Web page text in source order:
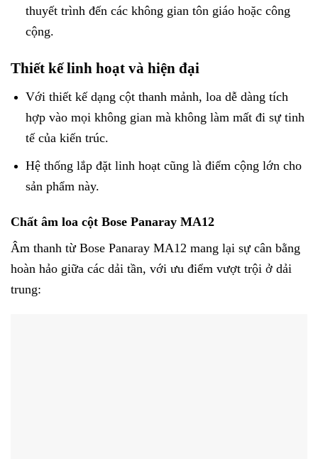
thuyết trình đến các không gian tôn giáo hoặc công
cộng.
Thiết kế linh hoạt và hiện đại
Với thiết kế dạng cột thanh mảnh, loa dễ dàng tích
hợp vào mọi không gian mà không làm mất đi sự tinh
tế của kiến trúc.
Hệ thống lắp đặt linh hoạt cũng là điểm cộng lớn cho
sản phẩm này.
Chất âm loa cột Bose Panaray MA12
Âm thanh từ Bose Panaray MA12 mang lại sự cân bằng
hoàn hảo giữa các dải tần, với ưu điểm vượt trội ở dải
trung: